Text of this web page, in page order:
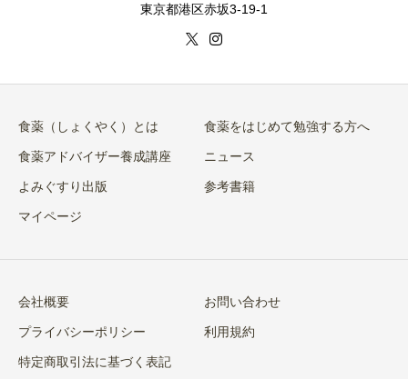
東京都港区赤坂3-19-1
食薬（しょくやく）とは 食薬をはじめて勉強する方へ
食薬アドバイザー養成講座 ニュース
よみぐすり出版 参考書籍
マイページ
会社概要 お問い合わせ
プライバシーポリシー 利用規約
特定商取引法に基づく表記